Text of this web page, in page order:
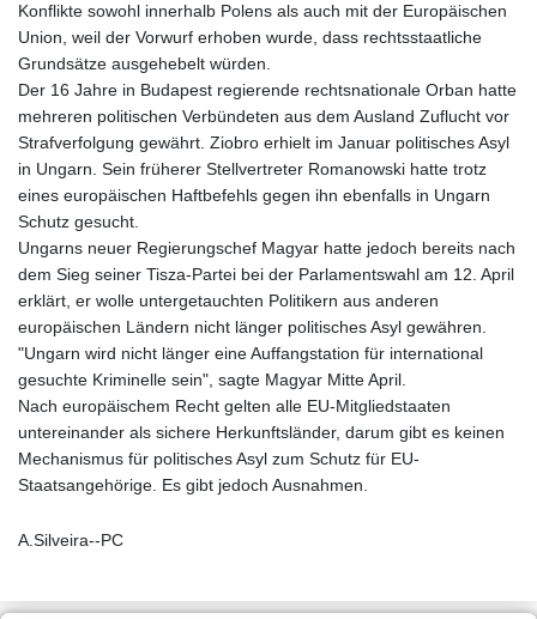
Konflikte sowohl innerhalb Polens als auch mit der Europäischen
Union, weil der Vorwurf erhoben wurde, dass rechtsstaatliche
Grundsätze ausgehebelt würden.
Der 16 Jahre in Budapest regierende rechtsnationale Orban hatte
mehreren politischen Verbündeten aus dem Ausland Zuflucht vor
Strafverfolgung gewährt. Ziobro erhielt im Januar politisches Asyl
in Ungarn. Sein früherer Stellvertreter Romanowski hatte trotz
eines europäischen Haftbefehls gegen ihn ebenfalls in Ungarn
Schutz gesucht.
Ungarns neuer Regierungschef Magyar hatte jedoch bereits nach
dem Sieg seiner Tisza-Partei bei der Parlamentswahl am 12. April
erklärt, er wolle untergetauchten Politikern aus anderen
europäischen Ländern nicht länger politisches Asyl gewähren.
"Ungarn wird nicht länger eine Auffangstation für international
gesuchte Kriminelle sein", sagte Magyar Mitte April.
Nach europäischem Recht gelten alle EU-Mitgliedstaaten
untereinander als sichere Herkunftsländer, darum gibt es keinen
Mechanismus für politisches Asyl zum Schutz für EU-
Staatsangehörige. Es gibt jedoch Ausnahmen.
A.Silveira--PC